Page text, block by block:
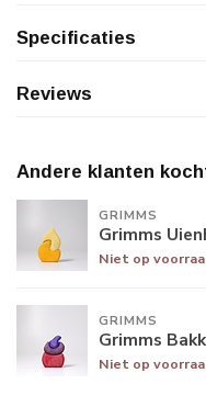
Specificaties
Reviews
Andere klanten
GRIMMS
Grimms
Niet op
GRIMMS
Grimms
Niet op